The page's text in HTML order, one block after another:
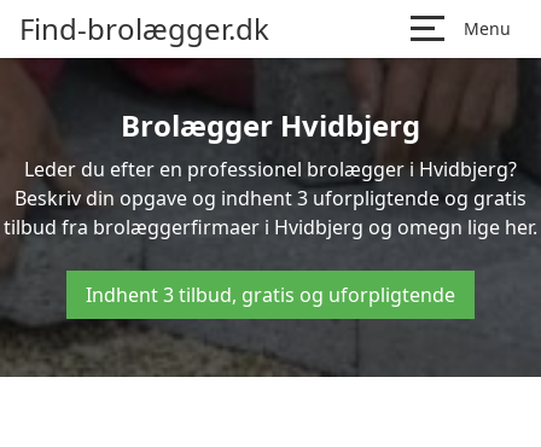
Find-brolægger.dk Menu
Brolægger Hvidbjerg
Leder du efter en professionel brolægger i Hvidbjerg?
Beskriv din opgave og indhent 3 uforpligtende og gratis
tilbud fra brolæggerfirmaer i Hvidbjerg og omegn lige her.
Indhent 3 tilbud, gratis og uforpligtende